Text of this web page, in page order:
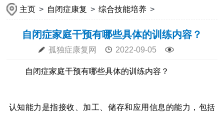
主页 > 自闭症康复 > 综合技能培养 >
自闭症家庭干预有哪些具体的训练内容？
孤独症康复网 2022-09-05
自闭症家庭干预有哪些具体的训练内容？
认知能力是指接收、加工、储存和应用信息的能力，包括